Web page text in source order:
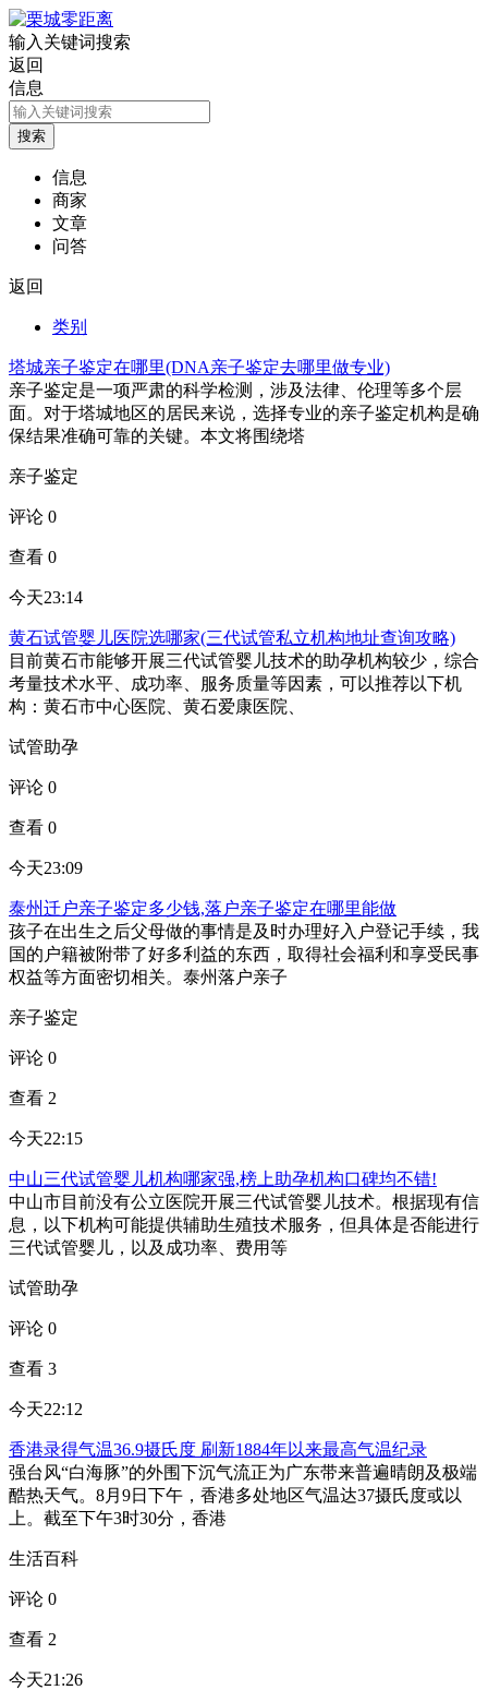
输入关键词搜索
返回
信息
信息
商家
文章
问答
返回
类别
塔城亲子鉴定在哪里(DNA亲子鉴定去哪里做专业)
亲子鉴定是一项严肃的科学检测，涉及法律、伦理等多个层
面。对于塔城地区的居民来说，选择专业的亲子鉴定机构是确
保结果准确可靠的关键。本文将围绕塔
亲子鉴定
评论 0
查看 0
今天23:14
黄石试管婴儿医院选哪家(三代试管私立机构地址查询攻略)
目前黄石市能够开展三代试管婴儿技术的助孕机构较少，综合
考量技术水平、成功率、服务质量等因素，可以推荐以下机
构：黄石市中心医院、黄石爱康医院、
试管助孕
评论 0
查看 0
今天23:09
泰州迁户亲子鉴定多少钱,落户亲子鉴定在哪里能做
孩子在出生之后父母做的事情是及时办理好入户登记手续，我
国的户籍被附带了好多利益的东西，取得社会福利和享受民事
权益等方面密切相关。泰州落户亲子
亲子鉴定
评论 0
查看 2
今天22:15
中山三代试管婴儿机构哪家强,榜上助孕机构口碑均不错!
中山市目前没有公立医院开展三代试管婴儿技术。根据现有信
息，以下机构可能提供辅助生殖技术服务，但具体是否能进行
三代试管婴儿，以及成功率、费用等
试管助孕
评论 0
查看 3
今天22:12
香港录得气温36.9摄氏度 刷新1884年以来最高气温纪录
强台风“白海豚”的外围下沉气流正为广东带来普遍晴朗及极端
酷热天气。8月9日下午，香港多处地区气温达37摄氏度或以
上。截至下午3时30分，香港
生活百科
评论 0
查看 2
今天21:26